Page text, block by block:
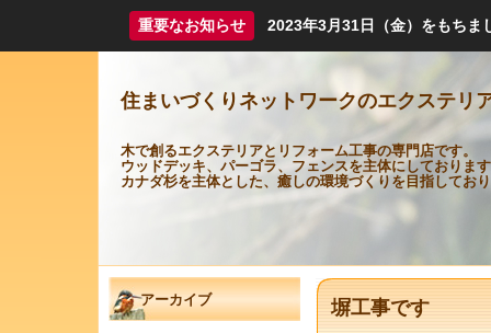
重要なお知らせ 2023年3月31日（金）をもちま
住まいづくりネットワークのエクステリ
木で創るエクステリアとリフォーム工事の専門店です。
ウッドデッキ、パーゴラ、フェンスを主体にしておりま
カナダ杉を主体とした、癒しの環境づくりを目指してお
塀工事です
アーカイブ